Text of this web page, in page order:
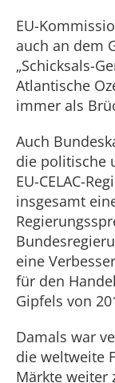
EU-
auch an dem
„Schicksals-
Atlantische
immer als
Auch
die politische
EU-CELAC-
insgesamt
eine
für den
Gipfels von
Damals war
die weltweite
Märkte weiter